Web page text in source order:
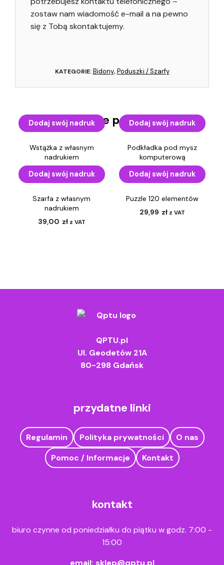
zostaw nam wiadomość e-mail a na pewno
się z Tobą skontaktujemy.
KATEGORIE:Bidony,Poduszki / Szarfy
Podobne produkty
Dodaj swój nadruk
Wstążka z własnym
nadrukiem
2,90 zł–3,30 złz VAT
Dodaj swój nadruk
Podkładka pod mysz
komputerową
19,99 zł z VAT
Dodaj swój nadruk
Szarfa z własnym
nadrukiem
39,00 zł z VAT
Dodaj swój nadruk
Puzzle 120 elementów
29,99 zł z VAT
QPTU.pl
Ul. Geodetów 21A
80-298 Gdańsk
przydatne linki
Regulamin Polityka prywatności
O nas
Pomoc / Informacje
Kontakt
kontakt
biuro czynne od poniedziałku do piątku w godz. 7:00 -
15:00
email: sklep@qptu.pl